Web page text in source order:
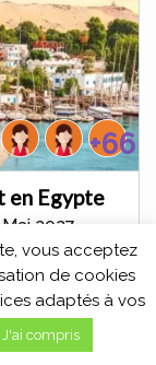
+66
en Egypte
2027
culturelle
vous acceptez
de cookies
adaptés à vos
J'ai compris